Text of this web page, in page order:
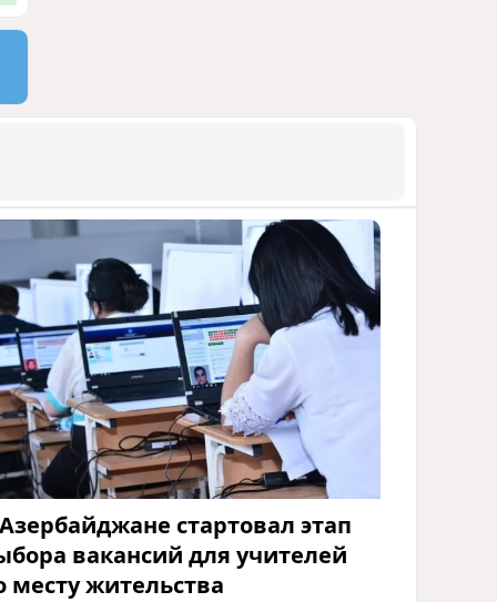
стартовал этап
вакансий для учителей
месту жительства